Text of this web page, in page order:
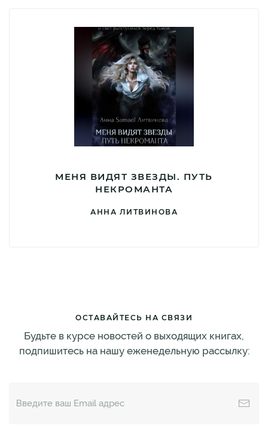
МЕНЯ ВИДЯТ ЗВЕЗДЫ. ПУТЬ
НЕКРОМАНТА
АННА ЛИТВИНОВА
ОСТАВАЙТЕСЬ НА СВЯЗИ
Будьте в курсе новостей о выходящих книгах,
подпишитесь на нашу еженедельную рассылку: